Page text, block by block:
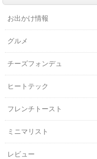
お出かけ情報
グルメ
チーズフォンデュ
ヒートテック
フレンチトースト
ミニマリスト
レビュー